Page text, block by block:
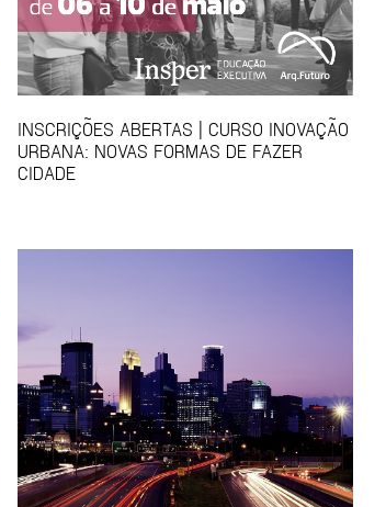
INSCRIÇÕES ABERTAS | CURSO INOVAÇÃO
URBANA: NOVAS FORMAS DE FAZER
CIDADE